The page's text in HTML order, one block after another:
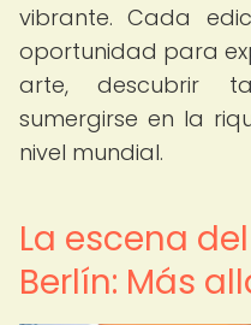
vibrante. Cada
oportunidad para
arte, descubrir
sumergirse en la
nivel mundial.
La escena
Berlín: Más